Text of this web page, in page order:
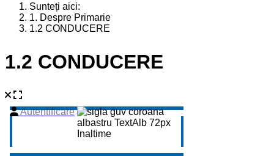
Sunteți aici:
1. Despre Primarie
1.2 CONDUCERE
1.2 CONDUCERE